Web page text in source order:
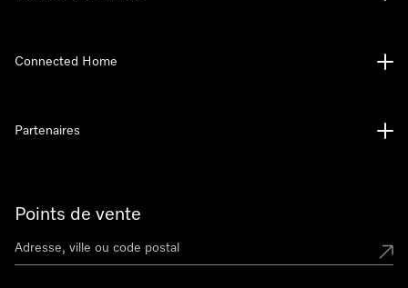
Points de vente
Connected Home
Partenaires